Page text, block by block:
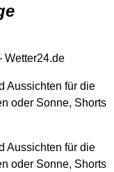
Wetter24.de
Aussichten für die
oder Sonne, Shorts
Aussichten für die
oder Sonne, Shorts